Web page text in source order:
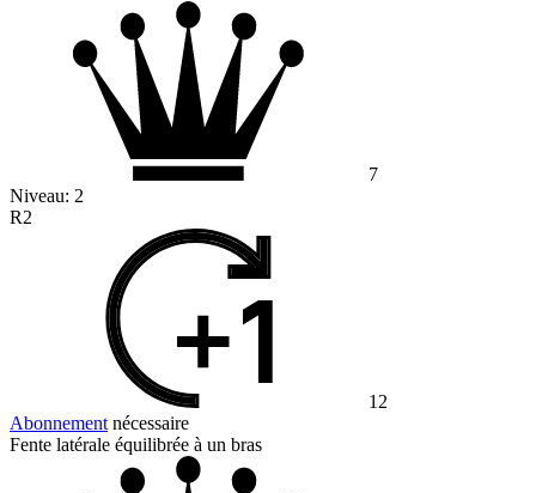
7
Niveau: 2
R2
12
Abonnement nécessaire
Fente latérale équilibrée à un bras